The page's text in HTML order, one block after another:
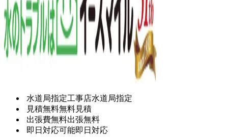
水道局指定工事店水道局指定
見積無料無料見積
出張費無料出張無料
即日対応可能即日対応